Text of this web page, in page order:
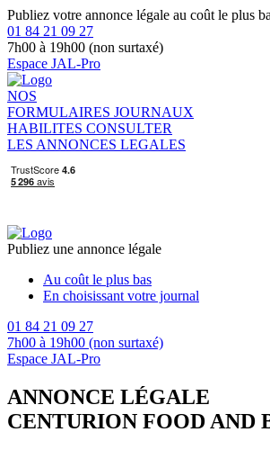
Publiez votre annonce légale au coût le plus
01 84 21 09 27
7h00 à 19h00 (non surtaxé)
Espace JAL-Pro
NOS
FORMULAIRES JOURNAUX
HABILITES CONSULTER
LES ANNONCES LEGALES
Publiez une annonce légale
Au coût le plus bas
En choisissant votre journal
01 84 21 09 27
7h00 à 19h00 (non surtaxé)
Espace JAL-Pro
ANNONCE LÉGALE
CENTURION FOOD AND